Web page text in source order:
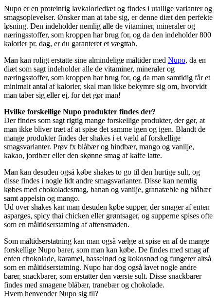
Nupo er en proteinrig lavkaloriediæt og findes i utallige varianter og
smagsoplevelser. Ønsker man at tabe sig, er denne diæt den perfekte
løsning. Den indeholder nemlig alle de vitaminer, mineraler og
næringsstoffer, som kroppen har brug for, og da den indeholder 800
kalorier pr. dag, er du garanteret et vægttab.
Man kan roligt erstatte sine almindelige måltider med Nupo, da en
diæt som sagt indeholder alle de vitaminer, mineraler og
næringsstoffer, som kroppen har brug for, og da man samtidig får et
minimalt antal af kalorier, skal man ikke bekymre sig om, hvorvidt
man taber sig eller ej, for det gør man!
Hvilke forskellige Nupo produkter findes der?
Der findes som sagt rigtig mange forskellige produkter, der gør, at
man ikke bliver træt af at spise det samme igen og igen. Blandt de
mange produkter findes der shakes i et væld af forskellige
smagsvarianter. Prøv fx blåbær og hindbær, mango og vanilje,
kakao, jordbær eller den skønne smag af kaffe latte.
Man kan desuden også købe shakes to go til den hurtige sult, og
disse findes i nogle lidt andre smagsvarianter. Disse kan nemlig
købes med chokoladesmag, banan og vanilje, granatæble og blåbær
samt appelsin og mango.
Ud over shakes kan man desuden købe supper, der smager af enten
asparges, spicy thai chicken eller grøntsager, og supperne spises ofte
som en måltidserstatning af aftensmaden.
Som måltidserstatning kan man også vælge at spise en af de mange
forskellige Nupo barer, som man kan købe. De findes med smag af
enten chokolade, karamel, hasselnød og kokosnød og fungerer altså
som en måltidserstatning. Nupo har dog også lavet nogle andre
barer, snackbarer, som erstatter den værste sult. Disse snackbarer
findes med smagene blåbær, tranebær og chokolade.
Hvem henvender Nupo sig til?